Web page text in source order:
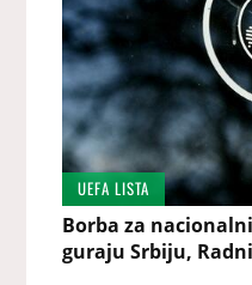
UEFA LISTA
Borba za
guraju Srbiju,